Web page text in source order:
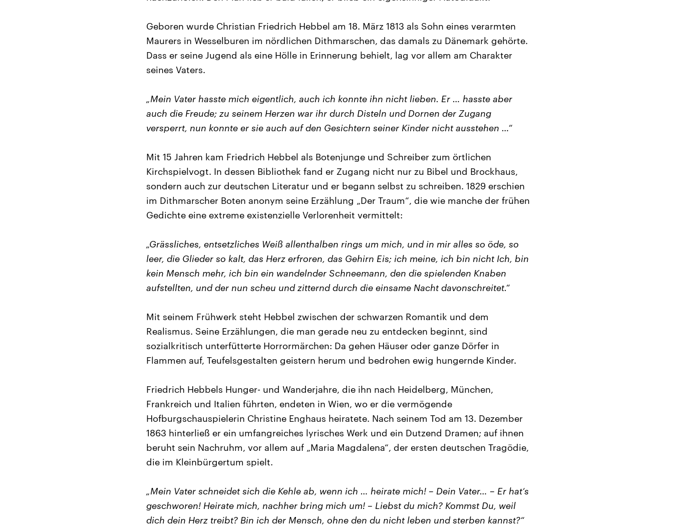
Geboren wurde Christian Friedrich Hebbel am 18. März 1813 als Sohn eines verarmten
Maurers in Wesselburen im nördlichen Dithmarschen, das damals zu Dänemark gehörte.
Dass er seine Jugend als eine Hölle in Erinnerung behielt, lag vor allem am Charakter
seines Vaters.
„Mein Vater hasste mich eigentlich, auch ich konnte ihn nicht lieben. Er … hasste aber
auch die Freude; zu seinem Herzen war ihr durch Disteln und Dornen der Zugang
versperrt, nun konnte er sie auch auf den Gesichtern seiner Kinder nicht ausstehen …“
Mit 15 Jahren kam Friedrich Hebbel als Botenjunge und Schreiber zum örtlichen
Kirchspielvogt. In dessen Bibliothek fand er Zugang nicht nur zu Bibel und Brockhaus,
sondern auch zur deutschen Literatur und er begann selbst zu schreiben. 1829 erschien
im Dithmarscher Boten anonym seine Erzählung „Der Traum“, die wie manche der frühen
Gedichte eine extreme existenzielle Verlorenheit vermittelt:
„Grässliches, entsetzliches Weiß allenthalben rings um mich, und in mir alles so öde, so
leer, die Glieder so kalt, das Herz erfroren, das Gehirn Eis; ich meine, ich bin nicht Ich, bin
kein Mensch mehr, ich bin ein wandelnder Schneemann, den die spielenden Knaben
aufstellten, und der nun scheu und zitternd durch die einsame Nacht davonschreitet.“
Mit seinem Frühwerk steht Hebbel zwischen der schwarzen Romantik und dem
Realismus. Seine Erzählungen, die man gerade neu zu entdecken beginnt, sind
sozialkritisch unterfütterte Horrormärchen: Da gehen Häuser oder ganze Dörfer in
Flammen auf, Teufelsgestalten geistern herum und bedrohen ewig hungernde Kinder.
Friedrich Hebbels Hunger- und Wanderjahre, die ihn nach Heidelberg, München,
Frankreich und Italien führten, endeten in Wien, wo er die vermögende
Hofburgschauspielerin Christine Enghaus heiratete. Nach seinem Tod am 13. Dezember
1863 hinterließ er ein umfangreiches lyrisches Werk und ein Dutzend Dramen; auf ihnen
beruht sein Nachruhm, vor allem auf „Maria Magdalena“, der ersten deutschen Tragödie,
die im Kleinbürgertum spielt.
„Mein Vater schneidet sich die Kehle ab, wenn ich … heirate mich! – Dein Vater… – Er hat‘s
geschworen! Heirate mich, nachher bring mich um! – Liebst du mich? Kommst Du, weil
dich dein Herz treibt? Bin ich der Mensch, ohne den du nicht leben und sterben kannst?“